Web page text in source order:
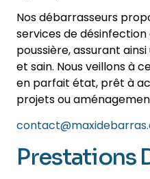
Nos débarrasseurs
services de
poussière, assurant
et sain. Nous veillons à
en parfait état, prêt à
projets ou
Prestations